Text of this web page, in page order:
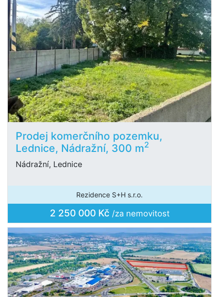
Prodej komerčního pozemku,
Lednice, Nádražní, 300 m2
Nádražní, Lednice
Rezidence S+H s.r.o.
2 250 000 Kč /za nemovitost